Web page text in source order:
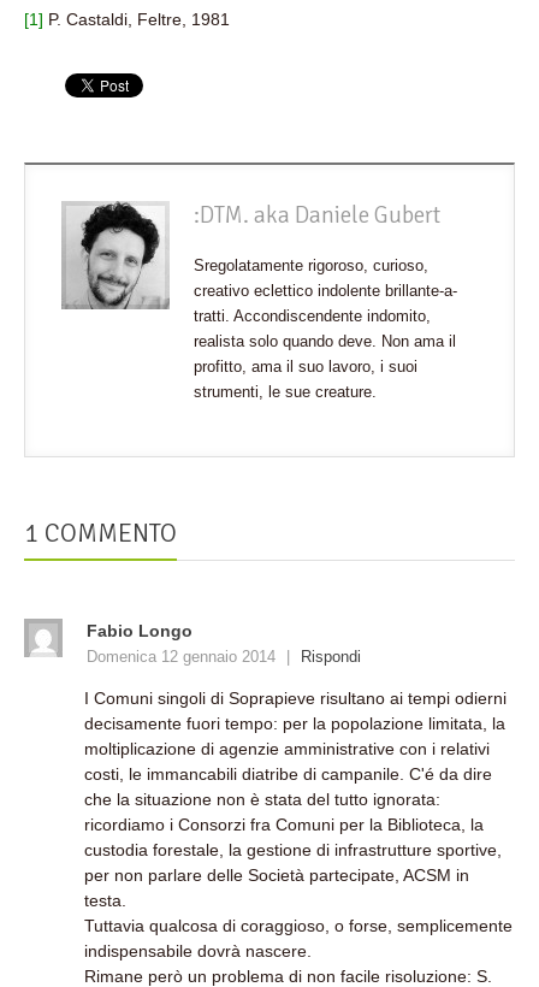
[1] P. Castaldi, Feltre, 1981
:DTM. aka Daniele Gubert
Sregolatamente rigoroso, curioso,
creativo eclettico indolente brillante-a-
tratti. Accondiscendente indomito,
realista solo quando deve. Non ama il
profitto, ama il suo lavoro, i suoi
strumenti, le sue creature.
1 COMMENTO
Fabio Longo
Domenica 12 gennaio 2014 | Rispondi
I Comuni singoli di Soprapieve risultano ai tempi odierni
decisamente fuori tempo: per la popolazione limitata, la
moltiplicazione di agenzie amministrative con i relativi
costi, le immancabili diatribe di campanile. C'é da dire
che la situazione non è stata del tutto ignorata:
ricordiamo i Consorzi fra Comuni per la Biblioteca, la
custodia forestale, la gestione di infrastrutture sportive,
per non parlare delle Società partecipate, ACSM in
testa.
Tuttavia qualcosa di coraggioso, o forse, semplicemente
indispensabile dovrà nascere.
Rimane però un problema di non facile risoluzione: S.